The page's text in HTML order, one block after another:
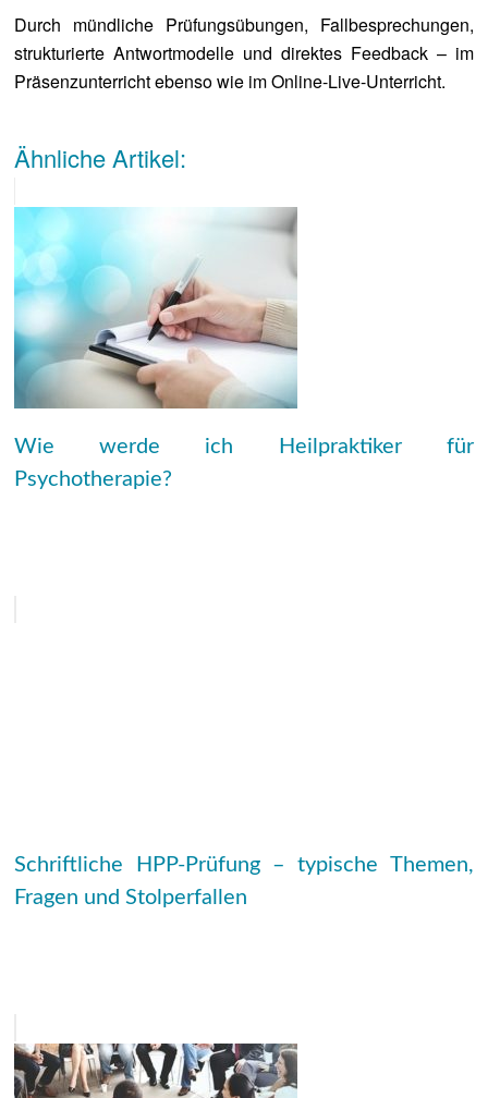
Durch mündliche Prüfungsübungen, Fallbesprechungen,
strukturierte Antwortmodelle und direktes Feedback – im
Präsenzunterricht ebenso wie im Online-Live-Unterricht.
Ähnliche Artikel:
Wie werde ich Heilpraktiker für
Psychotherapie?
Schriftliche HPP-Prüfung – typische Themen,
Fragen und Stolperfallen